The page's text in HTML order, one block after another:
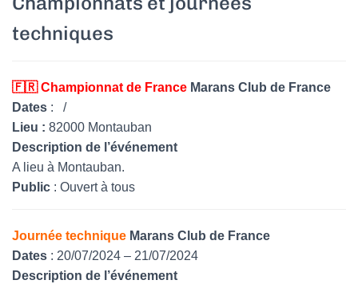
techniques
🇫🇷 Championnat de France Marans Club de France
Dates : /
Lieu : 82000 Montauban
Description de l’événement
A lieu à Montauban.
Public : Ouvert à tous
Journée technique Marans Club de France
Dates : 20/07/2024 – 21/07/2024
Description de l’événement